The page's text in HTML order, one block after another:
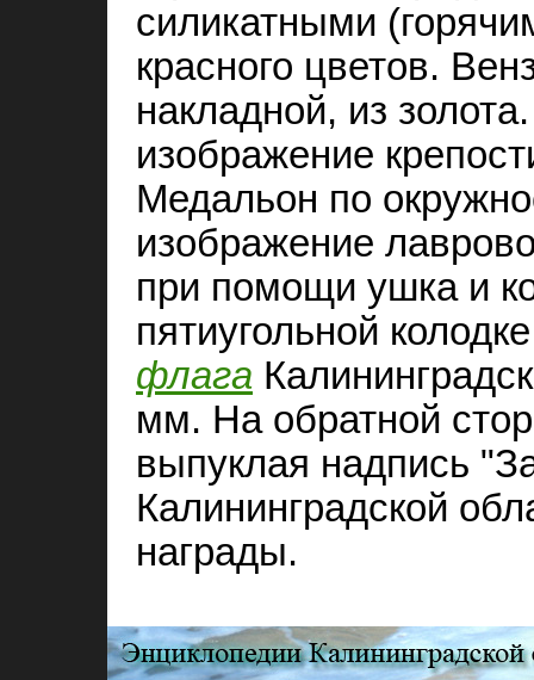
силикатными
красного цветов.
накладной, из
изображение
Медальон по
изображение
при помощи ушка и
пятиугольной
флага
мм. На обратной
выпуклая надпись
Калининградской
награды.